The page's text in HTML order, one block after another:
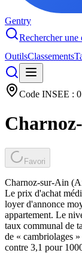
Gentry
Rechercher
OutilsClassements
Code INSEE :
Favori
Charnoz-sur-Ain
Le prix d'achat
loyer d'annonce
appartement. Le
taux communal de
de « cambriolages
contre 3,1 pour